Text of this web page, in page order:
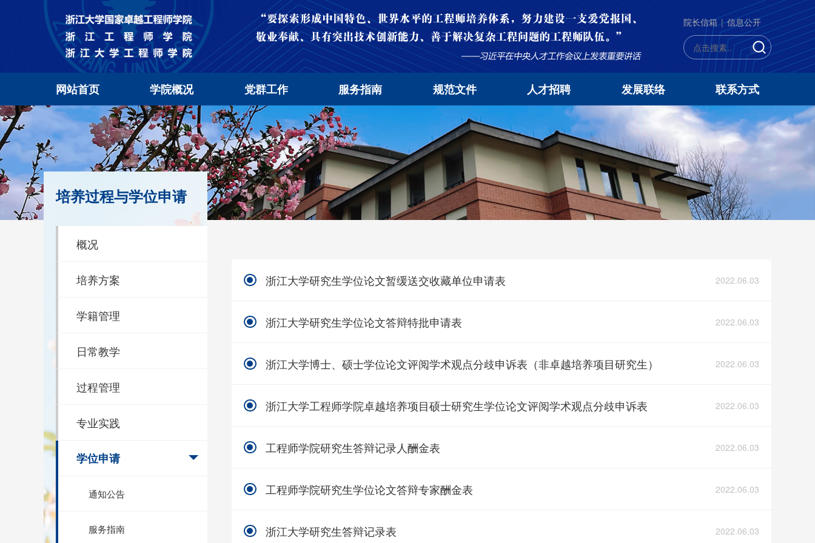
院长信箱|信息公开
网站首页 学院概况 党群工作 服务指南 规范文件 人才招聘 发展联络 联系方式
培养过程与学位申请
概况
培养方案
学籍管理
日常教学
过程管理
专业实践
学位申请
通知公告
服务指南
浙江大学研究生学位论文暂缓送交收藏单位申请表 2022.06.03
浙江大学研究生学位论文答辩特批申请表 2022.06.03
浙江大学博士、硕士学位论文评阅学术观点分歧申诉表（非卓越培养项目研究生） 2022.06.03
浙江大学工程师学院卓越培养项目硕士研究生学位论文评阅学术观点分歧申诉表 2022.06.03
工程师学院研究生答辩记录人酬金表 2022.06.03
工程师学院研究生学位论文答辩专家酬金表 2022.06.03
浙江大学研究生答辩记录表 2022.06.03